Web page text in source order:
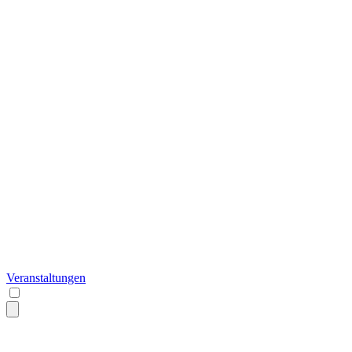
Veranstaltungen